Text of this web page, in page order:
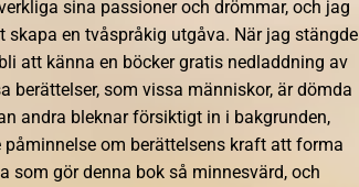
sina passioner och drömmar, och jag
en tvåspråkig utgåva. När jag stängde
att känna en böcker gratis nedladdning av
berättelser, som vissa människor, är dömda
andra bleknar försiktigt in i bakgrunden,
om berättelsens kraft att forma
som gör denna bok så minnesvärd, och